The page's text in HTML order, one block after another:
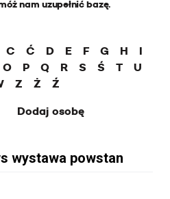
nam uzupełnić bazę.
C Ć D E F G H
I
O P Q R S Ś T
U
Z Ż
Ź
Dodaj osobę